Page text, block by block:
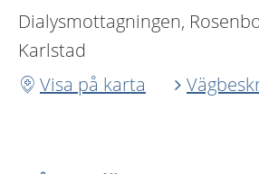
Dialysmottagningen,
Karlstad
Visa på karta